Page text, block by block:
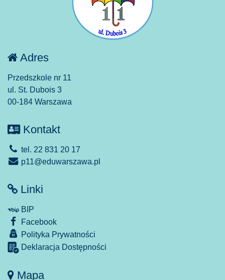
Adres
Przedszkole nr 11
ul. St. Dubois 3
00-184 Warszawa
Kontakt
tel. 22 831 20 17
p11@eduwarszawa.pl
Linki
BIP
Facebook
Polityka Prywatności
Deklaracja Dostępności
Mapa